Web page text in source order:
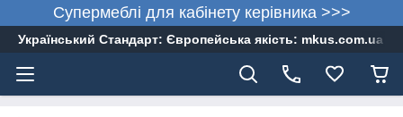
Супермеблі для кабінету керівника >>>
Український Стандарт: Європейська якість: mkus.com.ua